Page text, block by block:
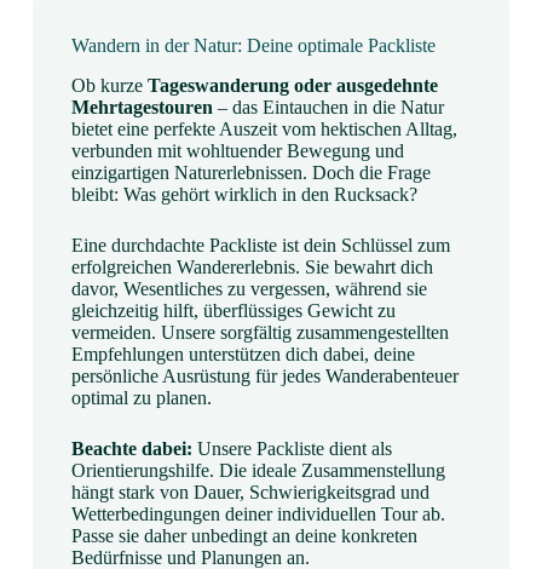
Wandern in der Natur: Deine optimale Packliste
Ob kurze Tageswanderung oder ausgedehnte
Mehrtagestouren – das Eintauchen in die Natur
bietet eine perfekte Auszeit vom hektischen Alltag,
verbunden mit wohltuender Bewegung und
einzigartigen Naturerlebnissen. Doch die Frage
bleibt: Was gehört wirklich in den Rucksack?
Eine durchdachte Packliste ist dein Schlüssel zum
erfolgreichen Wandererlebnis. Sie bewahrt dich
davor, Wesentliches zu vergessen, während sie
gleichzeitig hilft, überflüssiges Gewicht zu
vermeiden. Unsere sorgfältig zusammengestellten
Empfehlungen unterstützen dich dabei, deine
persönliche Ausrüstung für jedes Wanderabenteuer
optimal zu planen.
Beachte dabei: Unsere Packliste dient als
Orientierungshilfe. Die ideale Zusammenstellung
hängt stark von Dauer, Schwierigkeitsgrad und
Wetterbedingungen deiner individuellen Tour ab.
Passe sie daher unbedingt an deine konkreten
Bedürfnisse und Planungen an.